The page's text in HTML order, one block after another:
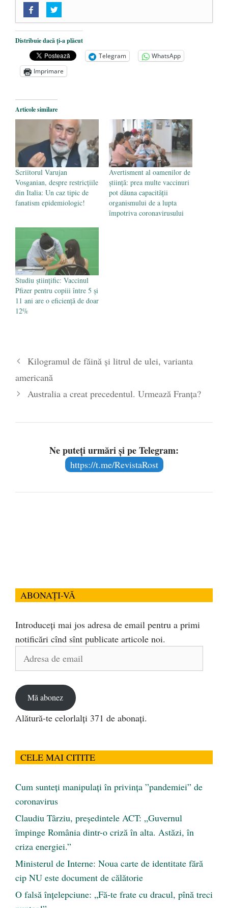
„Acum nu e momentul”
O nouă autostradă distruge pădurea
amazoniană, pentru summitul climatic
COP30 - 14 martie 2025
Alegeri controlate
Distribuie dacă ți-a plăcut
Telegram
WhatsApp
Imprimare
Articole similare
Scriitorul Varujan
Vosganian, despre restricțiile
din Italia: Un caz tipic de
fanatism epidemiologic!
Avertisment al oamenilor de
știință: prea multe vaccinuri
pot dăuna capacității
organismului de a lupta
împotriva coronavirusului
Studiu științific: Vaccinul
Pfizer pentru copiii între 5 și
11 ani are o eficiență de doar
12%
Kilogramul de făină și litrul de ulei, varianta
americană
Australia a creat precedentul. Urmează Franța?
Ne puteți urmări și pe Telegram:
https://t.me/RevistaRost
ABONAȚI-VĂ
Introduceți mai jos adresa de email pentru a primi
notificări cînd sînt publicate articole noi.
Mă abonez
Alătură-te celorlalți 371 de abonați.
CELE MAI CITITE
Cum sunteți manipulați în privința ”pandemiei” de
coronavirus
Claudiu Târziu, președintele ACT: „Guvernul
împinge România dintr-o criză în alta. Astăzi, în
criza energiei.”
Ministerul de Interne: Noua carte de identitate fără
cip NU este document de călătorie
O falsă înțelepciune: „Fă-te frate cu dracul, pînă treci